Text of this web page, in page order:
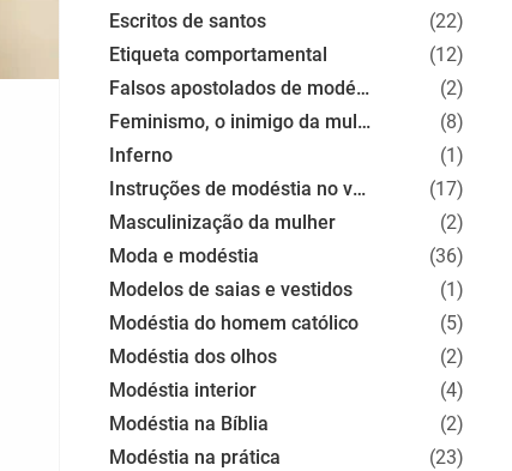
Escritos de santos
(22)
Etiqueta comportamental
(12)
Falsos apostolados de modéstia
(2)
Feminismo, o inimigo da mulher
(8)
Inferno
(1)
Instruções de modéstia no vestir
(17)
Masculinização da mulher
(2)
Moda e modéstia
(36)
Modelos de saias e vestidos
(1)
Modéstia do homem católico
(5)
Modéstia dos olhos
(2)
Modéstia interior
(4)
Modéstia na Bíblia
(2)
Modéstia na prática
(23)